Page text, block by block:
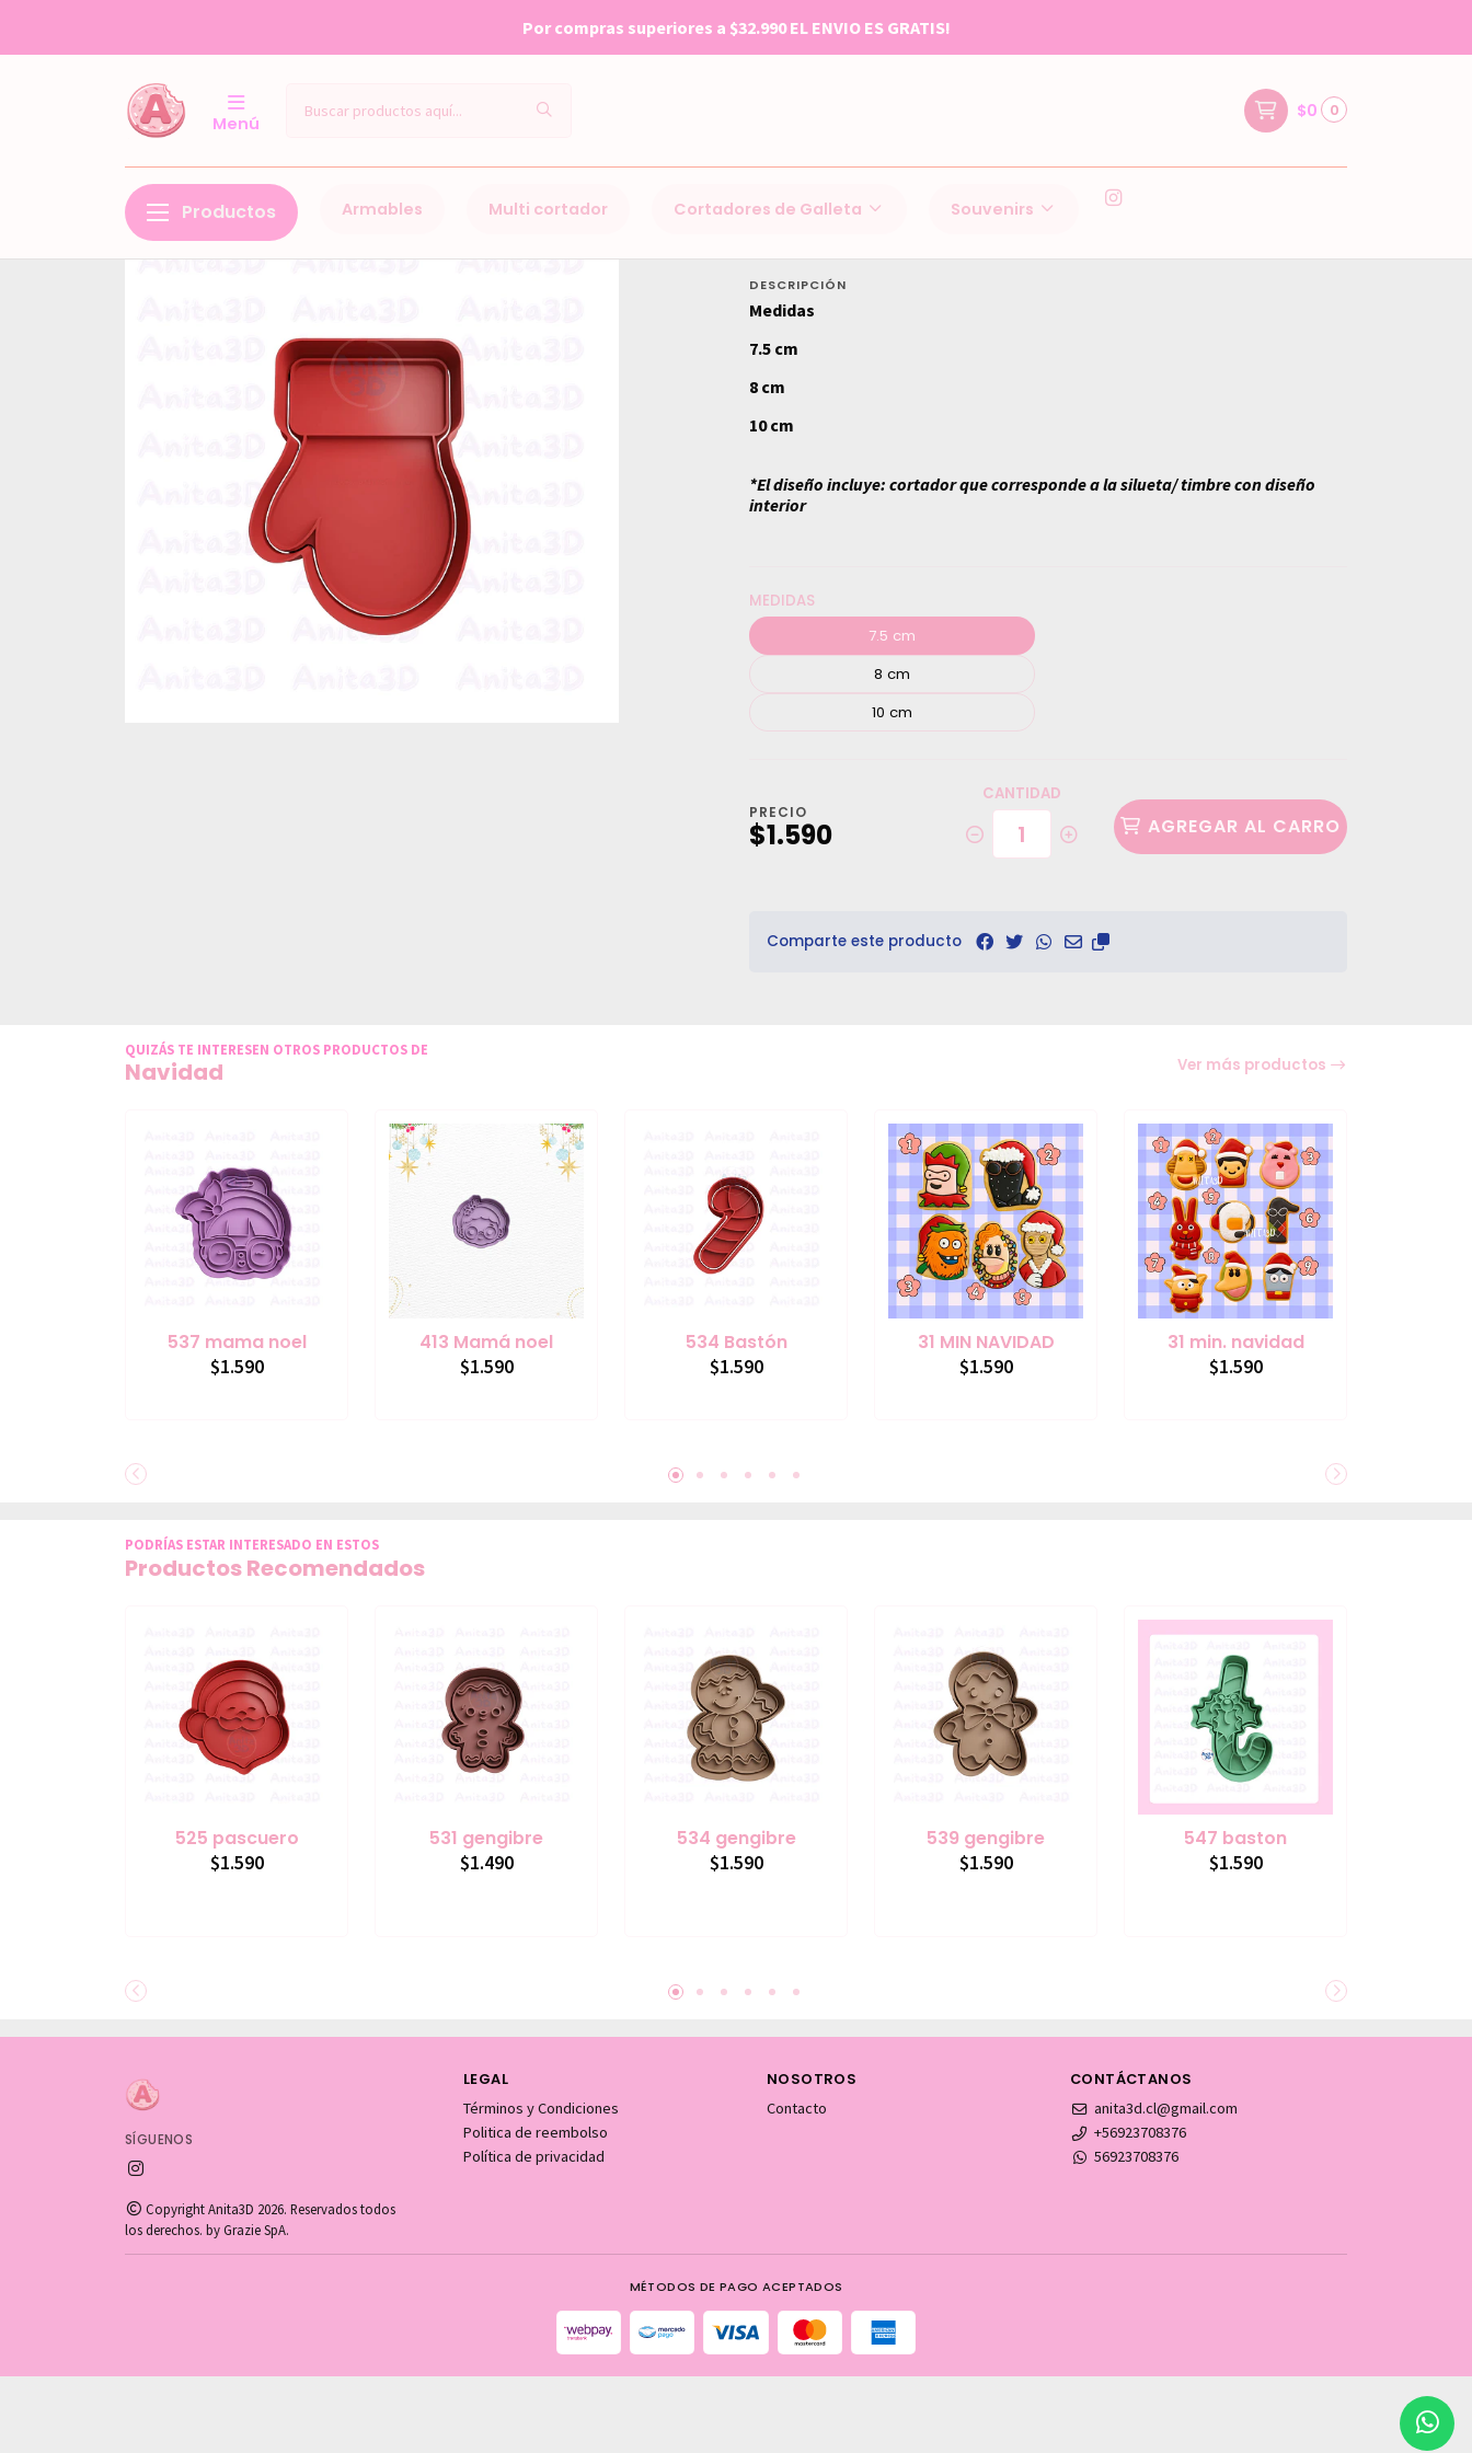
Menú
$0 0
Productos Armables Multi cortador Cortadores de Galleta Souvenirs
Por compras superiores a $32.990 EL ENVIO ES GRATIS!
DESCRIPCIÓN
Medidas
7.5 cm
8 cm
10 cm
*El diseño incluye: cortador que corresponde a la silueta/ timbre con diseño
interior
MEDIDAS
7.5 cm
8 cm
10 cm
PRECIO
$1.590
CANTIDAD
AGREGAR AL CARRO
Comparte este producto
QUIZÁS TE INTERESEN OTROS PRODUCTOS DE
Navidad Ver más productos
537 mama noel
$1.590
413 Mamá noel
$1.590
534 Bastón
$1.590
31 MIN NAVIDAD
$1.590
31 min. navidad
$1.590
PODRÍAS ESTAR INTERESADO EN ESTOS
Productos Recomendados
525 pascuero
$1.590
531 gengibre
$1.490
534 gengibre
$1.590
539 gengibre
$1.590
547 baston
$1.590
SÍGUENOS
Copyright Anita3D 2026. Reservados todos
los derechos. by Grazie SpA.
LEGAL
Términos y Condiciones
Politica de reembolso
Política de privacidad
NOSOTROS
Contacto
CONTÁCTANOS
anita3d.cl@gmail.com
+56923708376
56923708376
MÉTODOS DE PAGO ACEPTADOS